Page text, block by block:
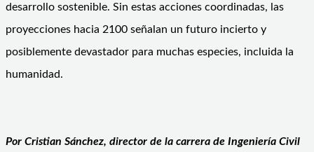
desarrollo sostenible. Sin estas acciones coordinadas, las
proyecciones hacia 2100 señalan un futuro incierto y
posiblemente devastador para muchas especies, incluida la
humanidad.
Por Cristian Sánchez, director de la carrera de Ingeniería Civil